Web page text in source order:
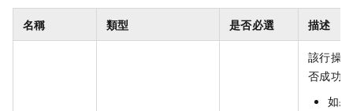
名稱 類型 是否必選 描述
該行操
否成功。
如